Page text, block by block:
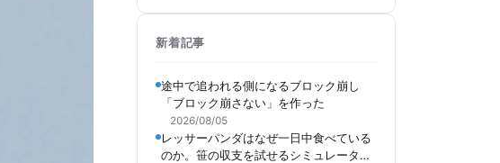
新着記事
途中で追われる側になるブロック崩し
「ブロック崩さない」を作った
2026/08/05
レッサーパンダはなぜ一日中食べている
のか。笹の収支を試せるシミュレーター